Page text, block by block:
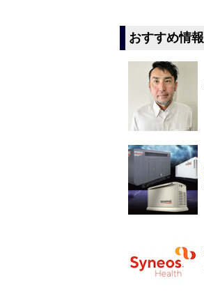
おすすめ情報